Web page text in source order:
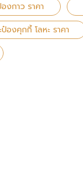
งกาว ราคา
ป๋องคุกกี้ โลหะ ราคา